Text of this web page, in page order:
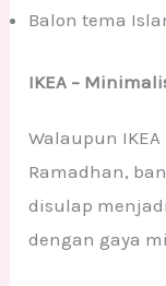
Balon tema
IKEA –
Walaupun
Ramadhan,
disulap
dengan gaya